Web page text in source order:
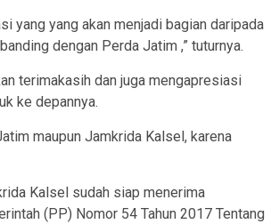
yang yang akan menjadi bagian daripada
dengan Perda Jatim ,” tuturnya.
terimakasih dan juga mengapresiasi
ke depannya.
maupun Jamkrida Kalsel, karena
Kalsel sudah siap menerima
(PP) Nomor 54 Tahun 2017 Tentang